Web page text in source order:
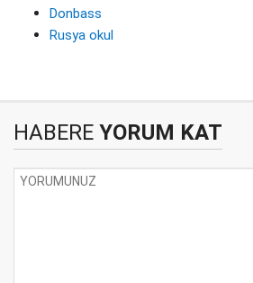
Donbass
Rusya okul
HABERE YORUM KAT